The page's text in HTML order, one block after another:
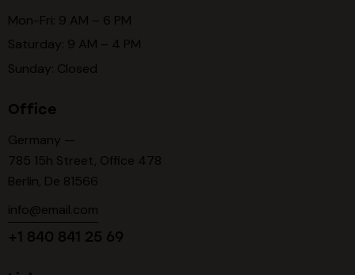
Mon-Fri: 9 AM – 6 PM
Saturday: 9 AM – 4 PM
Sunday: Closed
Office
Germany —
785 15h Street, Office 478
Berlin, De 81566
info@email.com
+1 840 841 25 69